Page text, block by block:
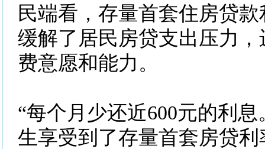
民端看，存量首套住房贷
缓解了居民房贷支出压力
费意愿和能力。
“每个月少还近600元的利
生享受到了存量首套房贷